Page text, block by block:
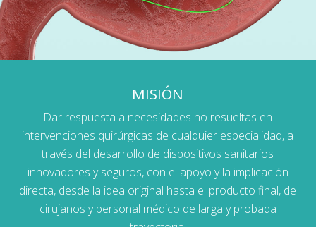
MISIÓN
Dar respuesta a necesidades no resueltas en
intervenciones quirúrgicas de cualquier especialidad, a
través del desarrollo de dispositivos sanitarios
innovadores y seguros, con el apoyo y la implicación
directa, desde la idea original hasta el producto final, de
cirujanos y personal médico de larga y probada